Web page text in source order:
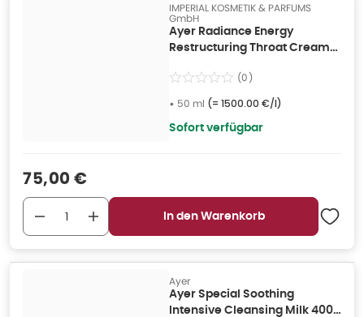
IMPERIAL KOSMETIK & PARFUMS
GmbH
Ayer Radiance Energy
Restructuring Throat Cream
(0)
• 50 ml (= 1500.00 €/l)
Sofort verfügbar
Verkaufspreis
75,00 €
In den Warenkorb
Ayer
Ayer Special Soothing
Intensive Cleansing Milk 400